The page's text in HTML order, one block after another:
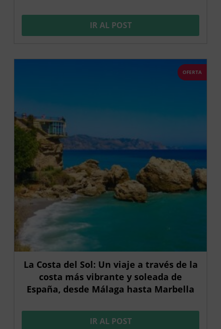
IR AL POST
OFERTA
La Costa del Sol: Un viaje a través de la
costa más vibrante y soleada de
España, desde Málaga hasta Marbella
IR AL POST